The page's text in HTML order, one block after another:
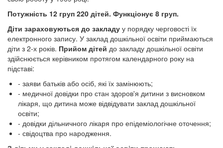
Потужність 12 груп 220 дітей. Функціонує 8 груп.
Діти зараховуються до закладу у порядку черговості їх
електронного запису. У заклад дошкільної освіти приймаються
діти з 2-х років. Прийом дітей до закладу дошкільної освіти
здійснюється керівником протягом календарного року на
підставі:
- заяви батьків або осіб, які їх замінюють;
- медичної довідки про стан здоров'я дитини з висновком
лікаря, що дитина може відвідувати заклад дошкільної
освіти;
- довідки дільничного лікаря про епідеміологічне оточення;
- свідоцтва про народження.